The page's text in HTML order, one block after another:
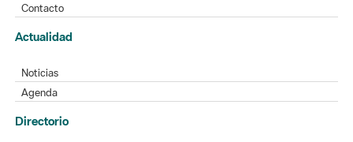
Contacto
Actualidad
Noticias
Agenda
Directorio